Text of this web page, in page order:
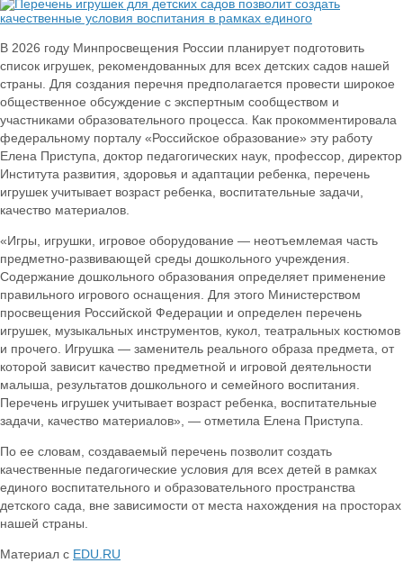
В 2026 году Минпросвещения России планирует подготовить
список игрушек, рекомендованных для всех детских садов нашей
страны. Для создания перечня предполагается провести широкое
общественное обсуждение с экспертным сообществом и
участниками образовательного процесса. Как прокомментировала
федеральному порталу «Российское образование» эту работу
Елена Приступа, доктор педагогических наук, профессор, директор
Института развития, здоровья и адаптации ребенка, перечень
игрушек учитывает возраст ребенка, воспитательные задачи,
качество материалов.
«Игры, игрушки, игровое оборудование — неотъемлемая часть
предметно-развивающей среды дошкольного учреждения.
Содержание дошкольного образования определяет применение
правильного игрового оснащения. Для этого Министерством
просвещения Российской Федерации и определен перечень
игрушек, музыкальных инструментов, кукол, театральных костюмов
и прочего. Игрушка — заменитель реального образа предмета, от
которой зависит качество предметной и игровой деятельности
малыша, результатов дошкольного и семейного воспитания.
Перечень игрушек учитывает возраст ребенка, воспитательные
задачи, качество материалов», — отметила Елена Приступа.
По ее словам, создаваемый перечень позволит создать
качественные педагогические условия для всех детей в рамках
единого воспитательного и образовательного пространства
детского сада, вне зависимости от места нахождения на просторах
нашей страны.
Материал с EDU.RU